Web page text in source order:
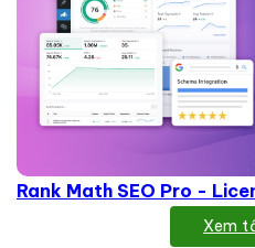
Rank Math SEO Pro -
Xem